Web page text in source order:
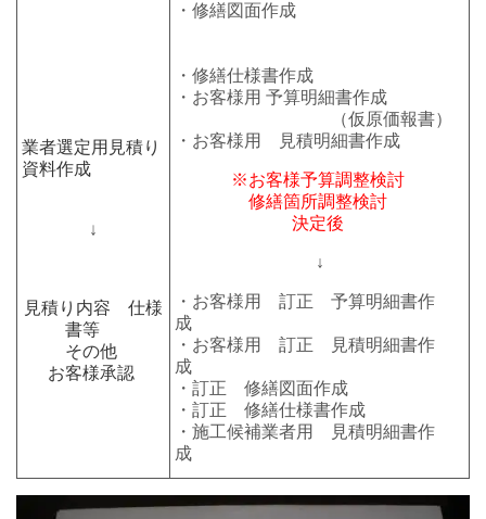
業者選定用見積り
資料作成
↓
見積り内容 仕様
書等
その他
お客様承認
・修繕図面作成
・修繕仕様書作成
・お客様用 予算明細書作成
（仮原価報書）
・お客様用 見積明細書作成
※お客様予算調整検討
修繕箇所調整検討
決定後
↓
・お客様用 訂正 予算明細書作
成
・お客様用 訂正 見積明細書作
成
・訂正 修繕図面作成
・訂正 修繕仕様書作成
・施工候補業者用 見積明細書作
成